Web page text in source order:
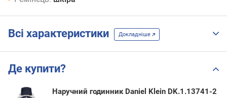
Всі характеристики Докладніше
Де купити?
Наручний годинник Daniel Klein DK.1.13741-2